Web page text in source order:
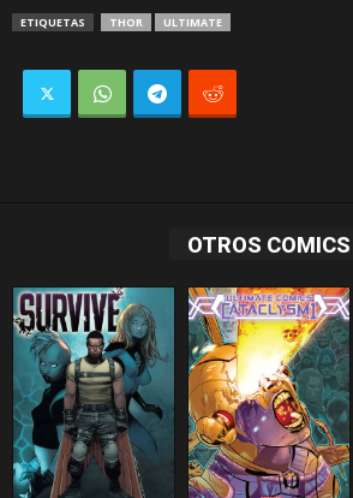
ETIQUETAS THOR ULTIMATE
OTROS COMICS